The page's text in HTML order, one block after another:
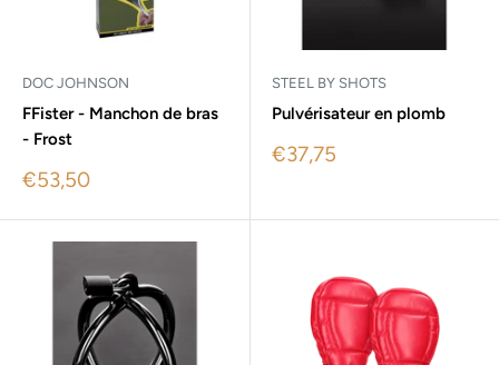
DOC JOHNSON
FFister - Manchon de bras
- Frost
Sale
€53,50
STEEL BY SHOTS
Pulvérisateur en plomb
Sale
€37,75